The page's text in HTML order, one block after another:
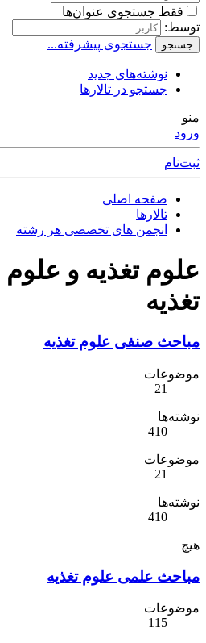
فقط جستجوی عنوان‌ها
توسط:
جستجو جستجوی پیشرفته...
نوشته‌های جدید
جستجو در تالارها
منو
ورود
ثبت‌نام
صفحه اصلی
تالارها
انجمن های تخصصی هر رشته
علوم تغذیه و علوم
تغذیه
مباحث صنفی علوم تغذیه
موضوعات
21
نوشته‌ها
410
موضوعات
21
نوشته‌ها
410
هیچ
مباحث علمی علوم تغذیه
موضوعات
115